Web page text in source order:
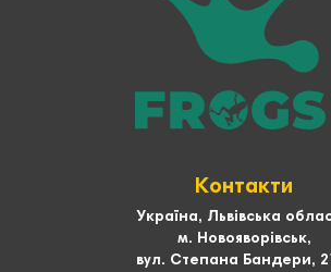
Контакти
Україна, Львівська
м. Новояворівськ,
вул. Степана Бандери,